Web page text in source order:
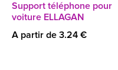
Support téléphone pour
voiture ELLAGAN
A partir de 3.24 €